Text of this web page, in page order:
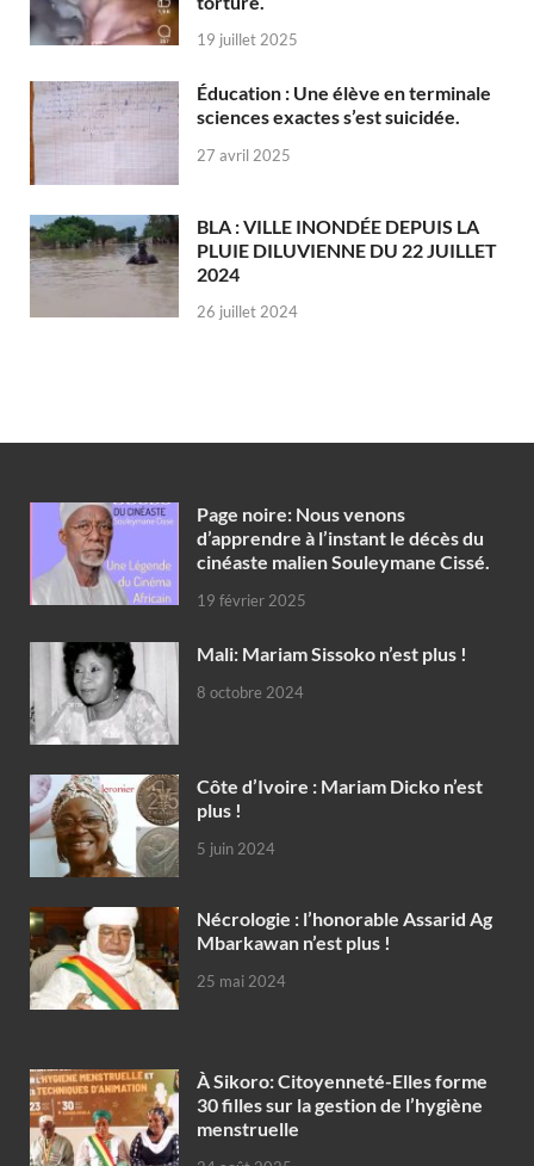
19 juillet 2025
Éducation : Une élève en terminale
sciences exactes s’est suicidée.
27 avril 2025
BLA : VILLE INONDÉE DEPUIS LA
PLUIE DILUVIENNE DU 22 JUILLET
2024
26 juillet 2024
Page noire: Nous venons
d’apprendre à l’instant le décès du
cinéaste malien Souleymane Cissé.
19 février 2025
Mali: Mariam Sissoko n’est plus !
8 octobre 2024
Côte d’Ivoire : Mariam Dicko n’est
plus !
5 juin 2024
Nécrologie : l’honorable Assarid Ag
Mbarkawan n’est plus !
25 mai 2024
À Sikoro: Citoyenneté-Elles forme
30 filles sur la gestion de l’hygiène
menstruelle